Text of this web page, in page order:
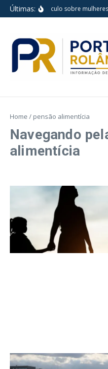
Ir para o conteúdo
Últimas:Espetáculo sobre
Home / pensão alimentícia
Navegando
alimentícia